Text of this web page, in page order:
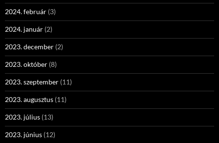
2024. február (3)
2024. január (2)
2023. december (2)
2023. október (8)
2023. szeptember (11)
2023. augusztus (11)
2023. július (13)
2023. június (12)